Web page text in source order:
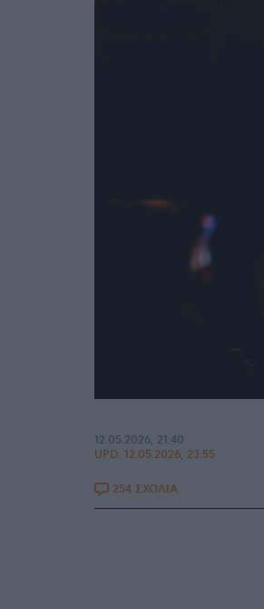
12.05.2026, 21:40
UPD: 12.05.2026, 23:55
254 ΣΧΟΛΙΑ